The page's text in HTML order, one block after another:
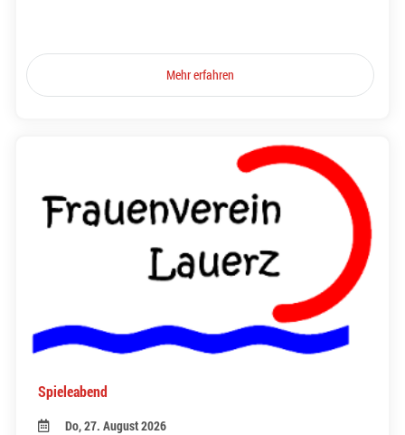
Mehr erfahren
Spieleabend
Do, 27. August 2026